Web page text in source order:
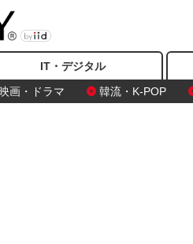
IT・デジタル
画・ドラマ
韓流・K-POP